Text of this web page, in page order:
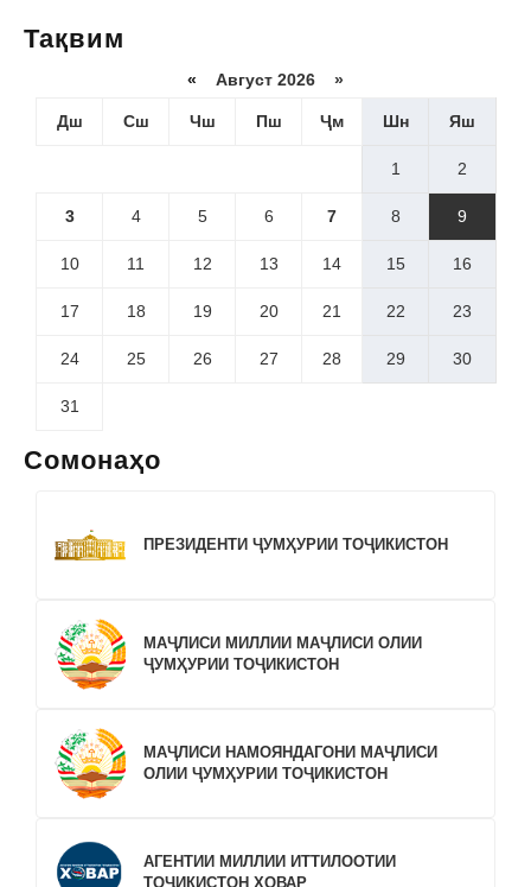
Тақвим
« Август 2026 »
Дш Сш Чш Пш Ҷм Шн Яш
1 2
3 4 5 6 7 8 9
10 11 12 13 14 15 16
17 18 19 20 21 22 23
24 25 26 27 28 29 30
31
Сомонаҳо
ПРЕЗИДЕНТИ ҶУМҲУРИИ ТОҶИКИСТОН
МАҶЛИСИ МИЛЛИИ МАҶЛИСИ ОЛИИ
ҶУМҲУРИИ ТОҶИКИСТОН
МАҶЛИСИ НАМОЯНДАГОНИ МАҶЛИСИ
ОЛИИ ҶУМҲУРИИ ТОҶИКИСТОН
АГЕНТИИ МИЛЛИИ ИТТИЛООТИИ
ТОҶИКИСТОН ХОВАР